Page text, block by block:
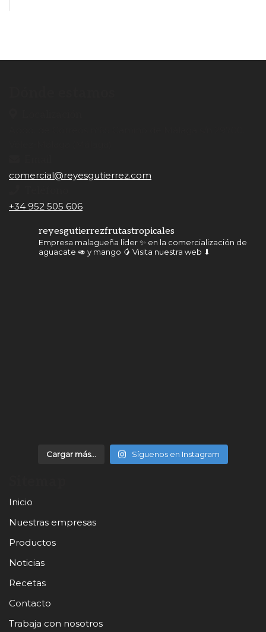
comercial@reyesgutierrez.com
+34 952 505 606
reyesgutierrezfrutastropicales
Empresa malagueña líder ✨ en la comercialización de
aguacate 🥑 y mango 🥭 Visita nuestra web ⬇
Cargar más... Síguenos en Instagram
Inicio
Nuestras empresas
Productos
Noticias
Recetas
Contacto
Trabaja con nosotros